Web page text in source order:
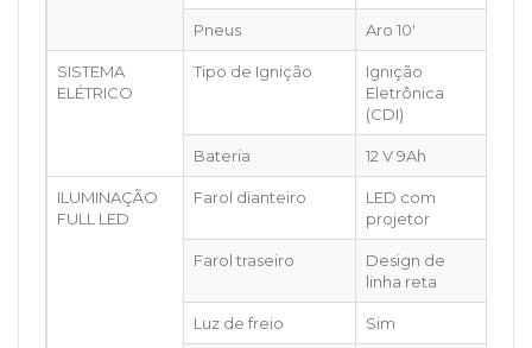
Pneus Aro 10'
SISTEMA
ELÉTRICO
Tipo de Ignição
Ignição
Eletrônica
(CDI)
Bateria 12 V 9Ah
ILUMINAÇÃO
FULL LED
Farol dianteiro
LED com
projetor
Farol traseiro
Design de
linha reta
Luz de freio Sim